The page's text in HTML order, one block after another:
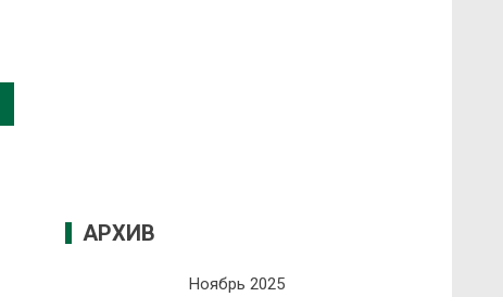
АРХИВ
Ноябрь 2025